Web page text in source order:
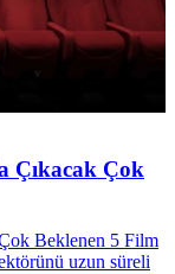
Çıkacak Çok
Beklenen 5 Film
uzun süreli